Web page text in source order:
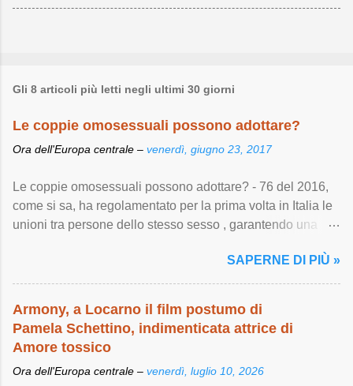
Gli 8 articoli più letti negli ultimi 30 giorni
Le coppie omosessuali possono adottare?
Ora dell'Europa centrale – venerdì, giugno 23, 2017
Le coppie omosessuali possono adottare? - 76 del 2016,
come si sa, ha regolamentato per la prima volta in Italia le
unioni tra persone dello stesso sesso , garantendo una
SAPERNE DI PIÙ »
Armony, a Locarno il film postumo di
Pamela Schettino, indimenticata attrice di
Amore tossico
Ora dell'Europa centrale – venerdì, luglio 10, 2026